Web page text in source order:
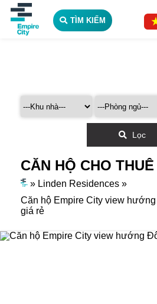
TÌM KIẾM
Lọc
CĂN HỘ CHO THUÊ
» Linden Residences »
Căn hộ Empire City view
giá rẻ